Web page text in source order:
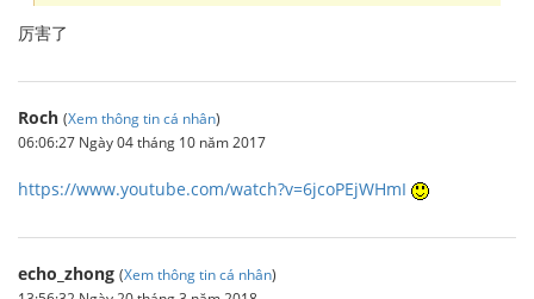
厉害了
Roch (Xem thông tin cá nhân)
06:06:27 Ngày 04 tháng 10 năm 2017
https://www.youtube.com/watch?v=6jcoPEjWHmI
echo_zhong (Xem thông tin cá nhân)